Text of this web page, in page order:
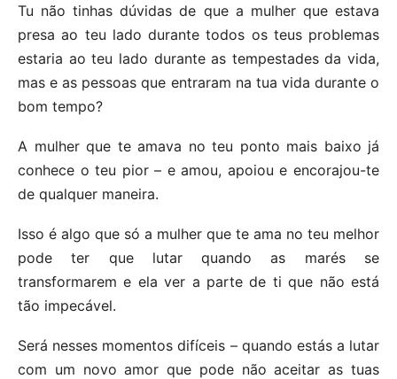
Tu não tinhas dúvidas de que a mulher que estava
presa ao teu lado durante todos os teus problemas
estaria ao teu lado durante as tempestades da vida,
mas e as pessoas que entraram na tua vida durante o
bom tempo?
A mulher que te amava no teu ponto mais baixo já
conhece o teu pior – e amou, apoiou e encorajou-te
de qualquer maneira.
Isso é algo que só a mulher que te ama no teu melhor
pode ter que lutar quando as marés se
transformarem e ela ver a parte de ti que não está
tão impecável.
Será nesses momentos difíceis – quando estás a lutar
com um novo amor que pode não aceitar as tuas